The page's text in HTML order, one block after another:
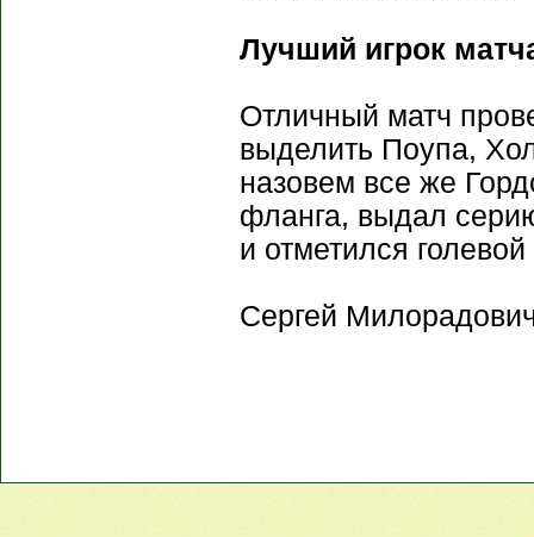
Лучший игрок
Отличный матч
выделить Поупа,
назовем все же
фланга, выдал
и отметился
Сергей